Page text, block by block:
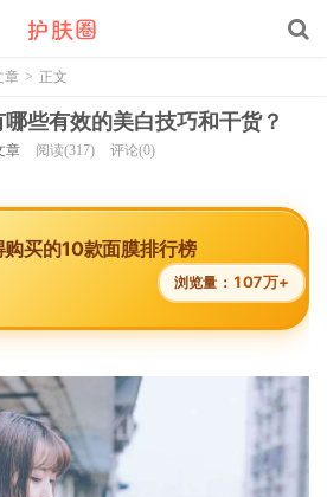
章 > 正文
些有效的美白技巧和干货？
章 阅读(317) 评论(0)
购买的10款面膜排行榜
浏览量： 107万+